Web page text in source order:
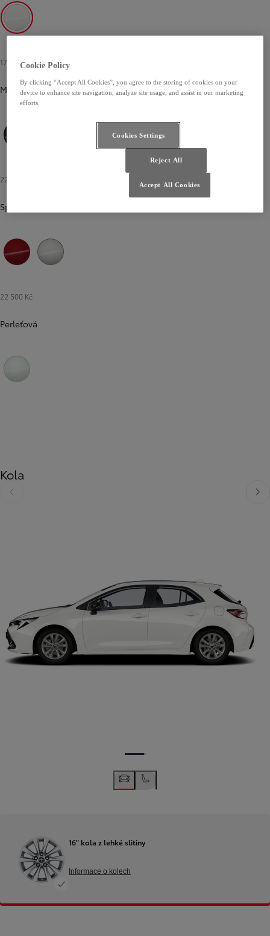
Bílá čistá
17 000 Kč
Metalická
Šedá břidlicová
22 500 Kč
Speciální
22 500 Kč
Perleťová
Kola
Předchozí Další
16" kola z lehké slitiny
Informace o kolech
Cookie Policy
By clicking “Accept All Cookies”, you agree to the storing of cookies on your
device to enhance site navigation, analyze site usage, and assist in our marketing
efforts.
Cookies Settings
Reject All
Accept All Cookies